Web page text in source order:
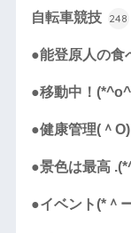
自転車競技 248
●能登原人の食
●移動中！
●健康管理(＾
●景色は最高
●イベント(*＾